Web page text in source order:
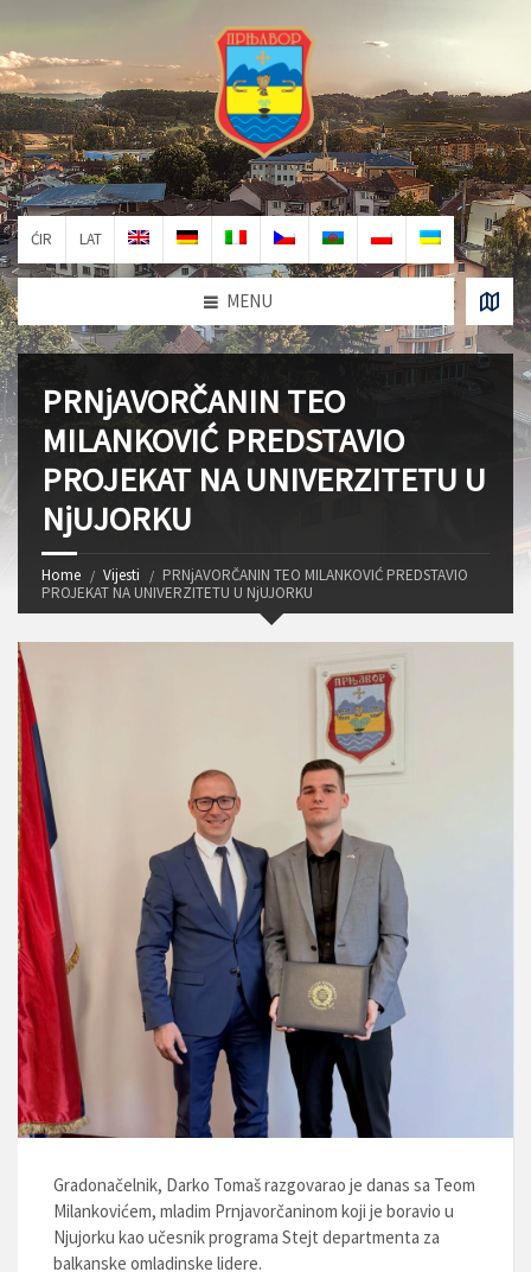
ĆIR LAT
MENU
PRNjAVORČANIN TEO
MILANKOVIĆ PREDSTAVIO
PROJEKAT NA UNIVERZITETU U
NjUJORKU
Home Vijesti
PRNjAVORČANIN TEO MILANKOVIĆ PREDSTAVIO
PROJEKAT NA UNIVERZITETU U NjUJORKU
Gradonačelnik, Darko Tomaš razgovarao je danas sa Teom
Milankovićem, mladim Prnjavorčaninom koji je boravio u
Njujorku kao učesnik programa Stejt departmenta za
balkanske omladinske lidere.